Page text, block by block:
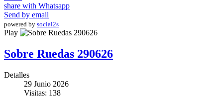
share with Whatsapp
Send by email
powered by social2s
Play
Sobre Ruedas 290626
Detalles
29 Junio 2026
Visitas: 138